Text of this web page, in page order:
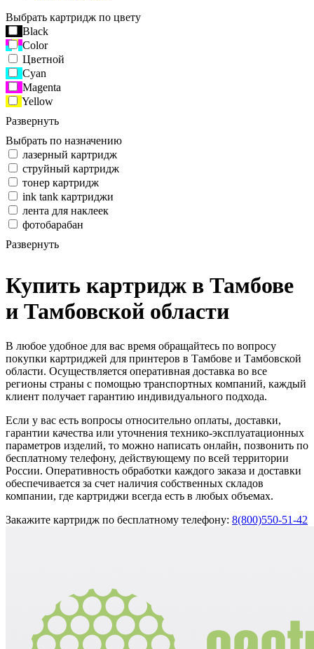
Выбрать картридж по цвету
Black
Color
Цветной
Cyan
Magenta
Yellow
Развернуть
Выбрать по назначению
лазерный картридж
струйный картридж
тонер картридж
ink tank картриджи
лента для наклеек
фотобарабан
Развернуть
Купить картридж в Тамбове
и Тамбовской области
В любое удобное для вас время обращайтесь по вопросу
покупки картриджей для принтеров в Тамбове и Тамбовской
области. Осуществляется оперативная доставка во все
регионы страны с помощью транспортных компаний, каждый
клиент получает гарантию индивидуального подхода.
Если у вас есть вопросы относительно оплаты, доставки,
гарантии качества или уточнения технико-эксплуатационных
параметров изделий, то можно написать онлайн, позвонить по
бесплатному телефону, действующему по всей территории
России. Оперативность обработки каждого заказа и доставки
обеспечивается за счет наличия собственных складов
компании, где картриджи всегда есть в любых объемах.
Закажите картридж по бесплатному телефону: 8(800)550-51-42